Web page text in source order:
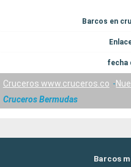
Barcos en
fecha
Cruceros www.cruceros.co
Cruceros Bermudas
Barcos